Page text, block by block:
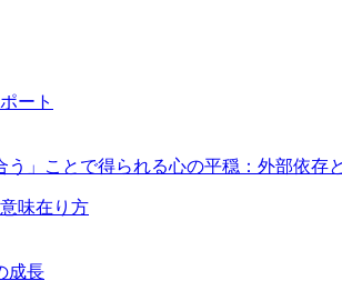
ート
う」ことで得られる心の平穏：外部依
在り方
成長